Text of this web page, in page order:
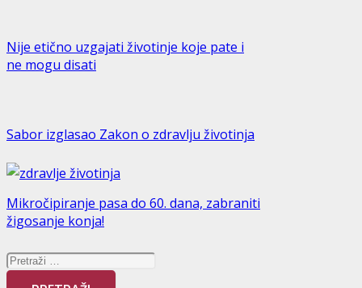
Nije etično uzgajati životinje koje pate i
ne mogu disati
Sabor izglasao Zakon o zdravlju životinja
Mikročipiranje pasa do 60. dana, zabraniti
žigosanje konja!
Pretraži: